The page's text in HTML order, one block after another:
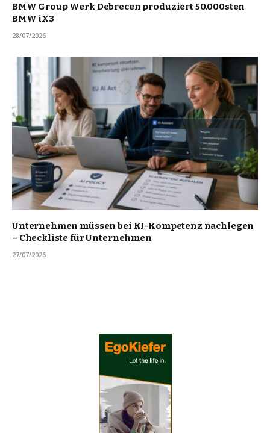
BMW Group Werk Debrecen produziert 50.000sten
BMW iX3
28/07/2026
Unternehmen müssen bei KI-Kompetenz nachlegen
– Checkliste für Unternehmen
27/07/2026